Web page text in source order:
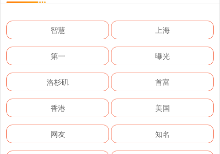
智慧 上海
第一 曝光
洛杉矶 首富
香港 美国
网友 知名